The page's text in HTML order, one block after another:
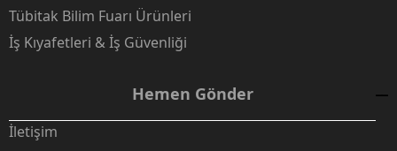
Tübitak Bilim Fuarı Ürünleri
İş Kıyafetleri & İş Güvenliği
Hemen Gönder
İletişim